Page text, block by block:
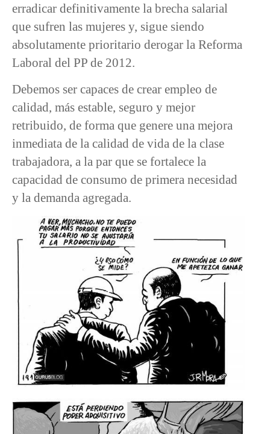
erradicar definitivamente la brecha salarial
que sufren las mujeres y, sigue siendo
absolutamente prioritario derogar la Reforma
Laboral del PP de 2012.
Debemos ser capaces de crear empleo de
calidad, más estable, seguro y mejor
retribuido, de forma que genere una mejora
inmediata de la calidad de vida de la clase
trabajadora, a la par que se fortalece la
capacidad de consumo de primera necesidad
y la demanda agregada.